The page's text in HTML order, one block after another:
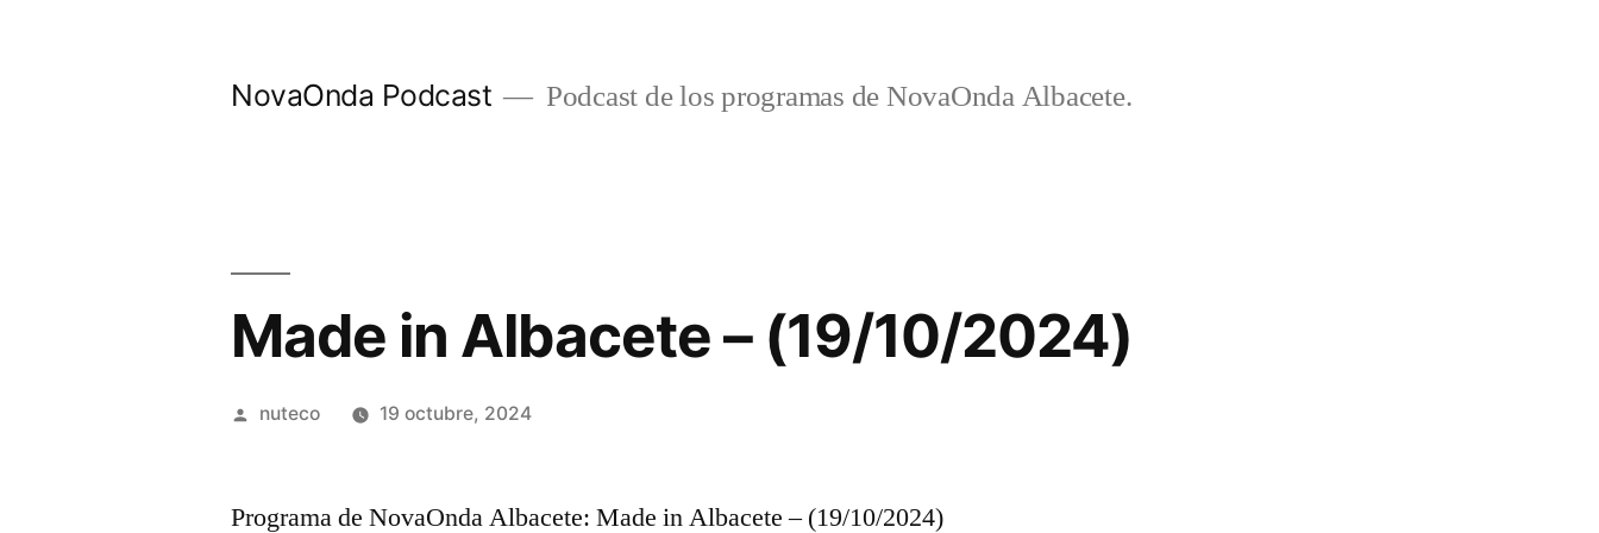
NovaOnda Podcast Podcast de los programas de NovaOnda Albacete.
Made in Albacete – (19/10/2024)
Publicada
nuteco 19 octubre, 2024
Programa de NovaOnda Albacete: Made in Albacete – (19/10/2024)